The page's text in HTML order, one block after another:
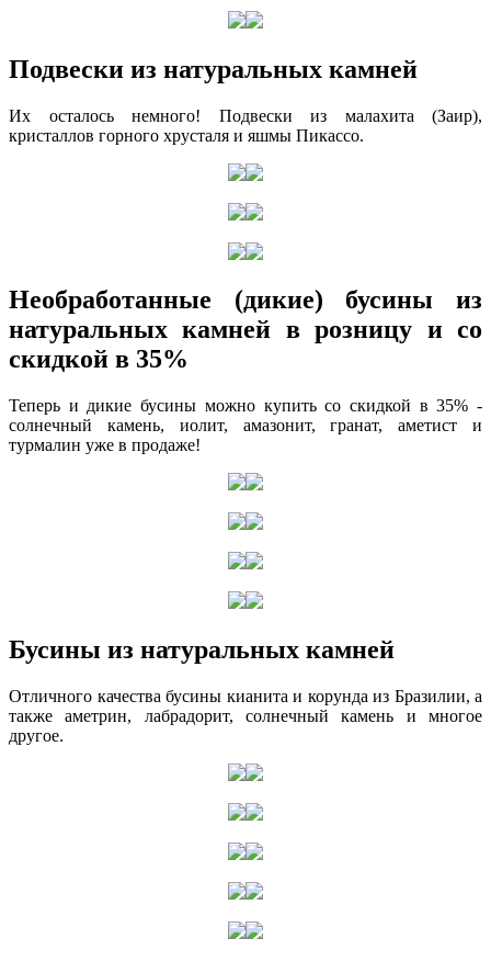
Подвески из натуральных камней
Их осталось немного! Подвески из малахита (Заир),
кристаллов горного хрусталя и яшмы Пикассо.
Необработанные (дикие) бусины из
натуральных камней в розницу и со
скидкой в 35%
Теперь и дикие бусины можно купить со скидкой в 35% -
солнечный камень, иолит, амазонит, гранат, аметист и
турмалин уже в продаже!
Бусины из натуральных камней
Отличного качества бусины кианита и корунда из Бразилии, а
также аметрин, лабрадорит, солнечный камень и многое
другое.